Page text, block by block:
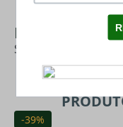
Mais
SPEEDLOADER
-39%